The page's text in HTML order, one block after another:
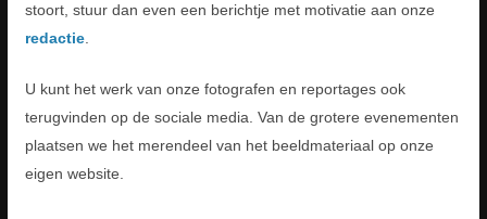
stoort, stuur dan even een berichtje met motivatie aan onze
redactie.
U kunt het werk van onze fotografen en reportages ook
terugvinden op de sociale media. Van de grotere evenementen
plaatsen we het merendeel van het beeldmateriaal op onze
eigen website.